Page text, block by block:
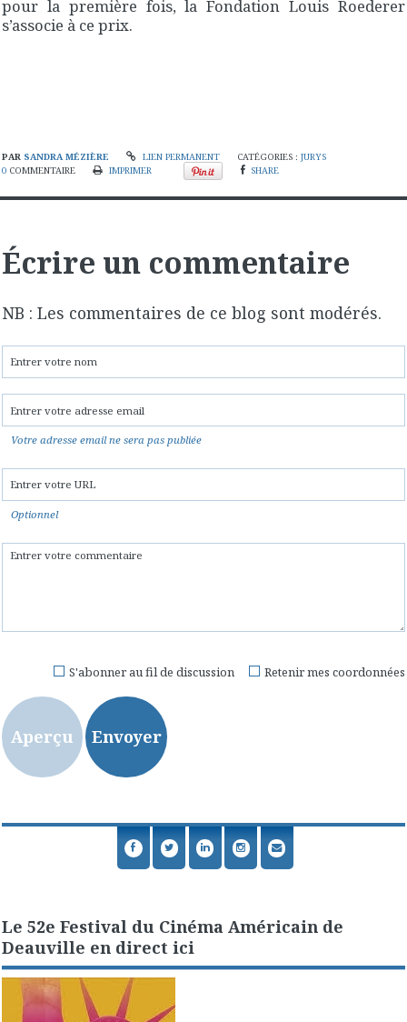
pour la première fois, la Fondation Louis Roederer
s’associe à ce prix.
PAR SANDRA MÉZIÈRE LIEN PERMANENT CATÉGORIES :JURYS
0 COMMENTAIRE IMPRIMER SHARE
Écrire un commentaire
NB : Les commentaires de ce blog sont modérés.
Votre adresse email ne sera pas publiée
Optionnel
Retenir mes coordonnées
S'abonner au fil de discussion
Le 52e Festival du Cinéma Américain de
Deauville en direct ici